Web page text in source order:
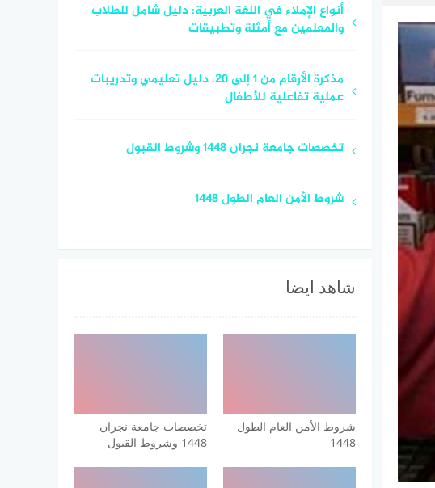
أنواع الإملاء في اللغة العربية: دليل شامل للطلاب
والمعلمين مع أمثلة وتطبيقات
مذكرة الأرقام من 1 إلى 20: دليل تعليمي وتدريبات
عملية تفاعلية للأطفال
تخصصات جامعة نجران 1448 وشروط القبول
شروط الأمن العام الطول 1448
شاهد ايضا
شروط الأمن العام الطول
1448
تخصصات جامعة نجران
1448 وشروط القبول